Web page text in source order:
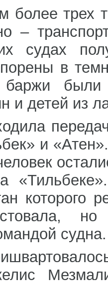
более трех
–
судах
в
были
и детей из
и
которого
судна.